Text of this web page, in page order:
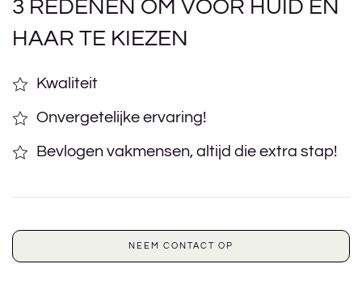
3 REDENEN OM VOOR HUID EN
HAAR TE KIEZEN
Kwaliteit
Onvergetelijke ervaring!
Bevlogen vakmensen, altijd die extra stap!
NEEM CONTACT OP